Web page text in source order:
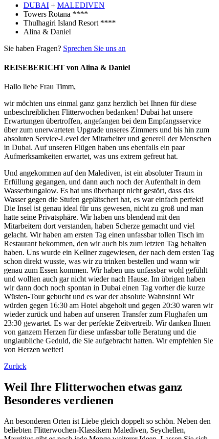
DUBAI + MALEDIVEN
Towers Rotana ****
Thulhagiri Island Resort ****
Alina & Daniel
Sie haben Fragen? Sprechen Sie uns an
REISEBERICHT von Alina & Daniel
Hallo liebe Frau Timm,
wir möchten uns einmal ganz ganz herzlich bei Ihnen für diese
unbeschreiblichen Flitterwochen bedanken! Dubai hat unsere
Erwartungen übertroffen, angefangen bei dem Empfangsservice
über zum unerwarteten Upgrade unseres Zimmers und bis hin zum
absoluten Service-Level der Mitarbeiter und generell der Menschen
in Dubai. Auf unseren Flügen haben uns ebenfalls ein paar
Aufmerksamkeiten erwartet, was uns extrem gefreut hat.
Und angekommen auf den Malediven, ist ein absoluter Traum in
Erfüllung gegangen, und dann auch noch der Aufenthalt in dem
Wasserbungalow. Es hat uns überhaupt nicht gestört, dass das
Wasser gegen die Stufen geplätschert hat, es war einfach perfekt!
Die Insel ist genau ideal für uns gewesen, nicht zu groß und man
hatte seine Privatsphäre. Wir haben uns blendend mit den
Mitarbeitern dort verstanden, haben Scherze gemacht und viel
gelacht. Wir haben am ersten Tag einen unfassbar tollen Tisch im
Restaurant bekommen, den wir auch bis zum letzten Tag behalten
haben. Uns wurde ein Kellner zugewiesen, der nach dem ersten Tag
schon direkt wusste, was wir zu trinken bestellen und wann wir
genau zum Essen kommen. Wir haben uns unfassbar wohl gefühlt
und wollten auch gar nicht wieder nach Hause. Im übrigen haben
wir dann doch noch spontan in Dubai einen Tag vorher die kurze
Wüsten-Tour gebucht und es war der absolute Wahnsinn! Wir
würden gegen 16:30 am Hotel abgeholt und gegen 20:30 waren wir
wieder zurück und haben auf unseren Transfer zum Flughafen um
23:30 gewartet. Es war der perfekte Zeitvertreib. Wir danken Ihnen
von ganzem Herzen für diese unfassbar tolle Beratung und die
unglaubliche Geduld, die Sie aufgebracht hatten. Wir empfehlen Sie
von Herzen weiter!
Zurück
Weil Ihre Flitterwochen etwas ganz
Besonderes verdienen
An besonderen Orten ist Liebe gleich doppelt so schön. Neben den
beliebten Flitterwochen-Klassikern Malediven, Seychellen,